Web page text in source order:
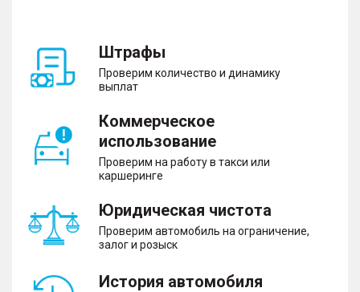
Штрафы
Проверим количество и динамику
выплат
Коммерческое
использование
Проверим на работу в такси или
каршеринге
Юридическая чистота
Проверим автомобиль на ограничение,
залог и розыск
История автомобиля